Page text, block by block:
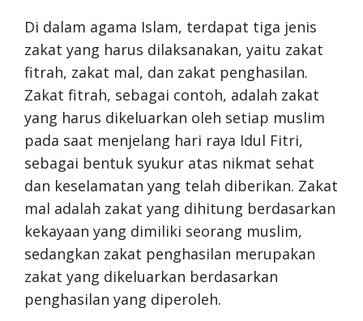
Di dalam agama Islam, terdapat tiga jenis
zakat yang harus dilaksanakan, yaitu zakat
fitrah, zakat mal, dan zakat penghasilan.
Zakat fitrah, sebagai contoh, adalah zakat
yang harus dikeluarkan oleh setiap muslim
pada saat menjelang hari raya Idul Fitri,
sebagai bentuk syukur atas nikmat sehat
dan keselamatan yang telah diberikan. Zakat
mal adalah zakat yang dihitung berdasarkan
kekayaan yang dimiliki seorang muslim,
sedangkan zakat penghasilan merupakan
zakat yang dikeluarkan berdasarkan
penghasilan yang diperoleh.